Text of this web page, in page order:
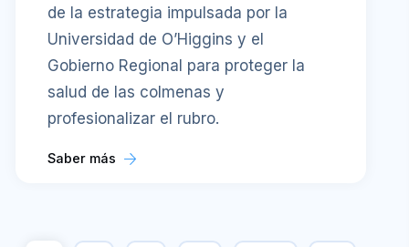
de la estrategia impulsada por la
Universidad de O’Higgins y el
Gobierno Regional para proteger la
salud de las colmenas y
profesionalizar el rubro.
Saber más